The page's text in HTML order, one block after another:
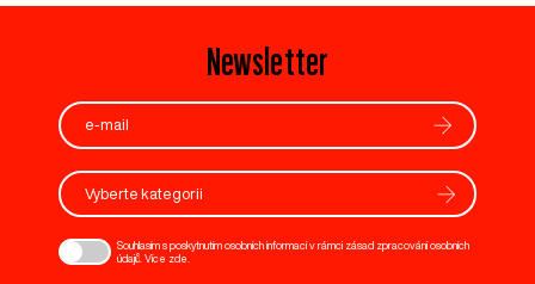
Newsletter
Vyberte kategorii
Souhlasím s poskytnutím osobních informací v rámci zásad zpracování osobních
údajů. Více zde